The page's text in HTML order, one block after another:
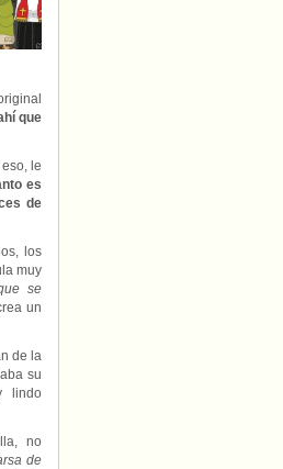
que
le
es
de
los
muy
se
un
de la
su
lindo
no
de